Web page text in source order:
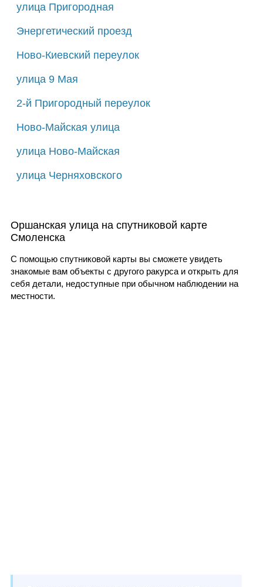
улица Пригородная
Энергетический проезд
Ново-Киевский переулок
улица 9 Мая
2-й Пригородный переулок
Ново-Майская улица
улица Ново-Майская
улица Черняховского
Оршанская улица на спутниковой карте
Смоленска
С помощью спутниковой карты вы сможете увидеть
знакомые вам объекты с другого ракурса и открыть для
себя детали, недоступные при обычном наблюдении на
местности.